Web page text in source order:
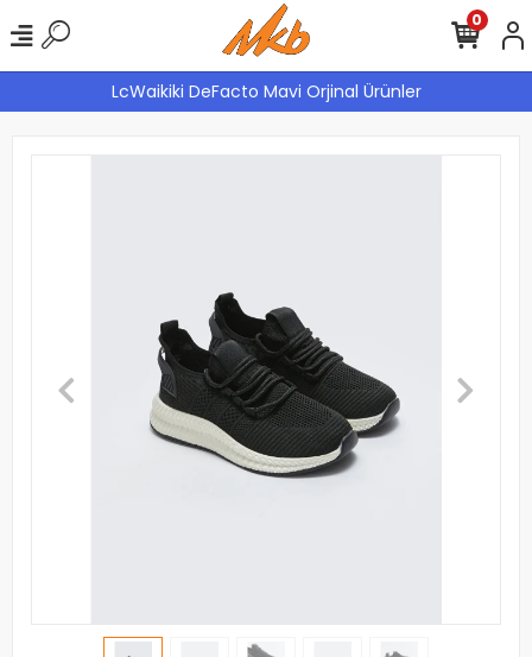
LcWaikiki DeFacto Mavi Orjinal Ürünler
0